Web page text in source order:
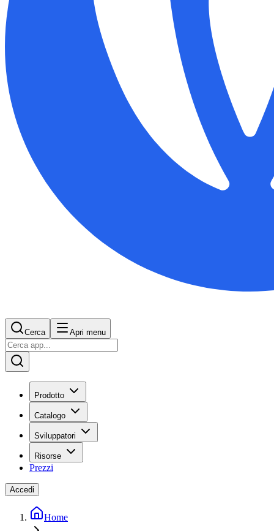
Cerca Apri menu
Prodotto
Catalogo
Sviluppatori
Risorse
Prezzi
Accedi
Home